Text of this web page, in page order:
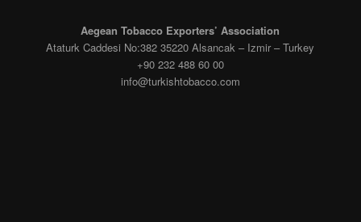
Aegean Tobacco Exporters’ Association
Ataturk Caddesi No:382 35220 Alsancak – Izmir – Turkey
+90 232 488 60 00
info@turkishtobacco.com